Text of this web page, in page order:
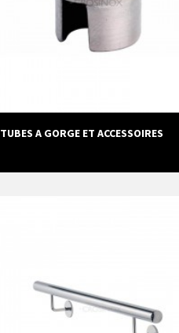
TUBES A GORGE ET ACCESSOIRES